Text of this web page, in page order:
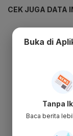
CEK JUGA DATA
Buka di
Tanpa
Baca berita